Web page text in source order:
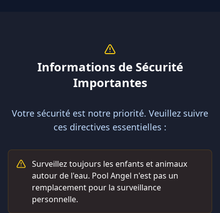
Informations de Sécurité
Importantes
Votre sécurité est notre priorité. Veuillez suivre
ces directives essentielles :
Surveillez toujours les enfants et animaux
autour de l'eau. Pool Angel n'est pas un
remplacement pour la surveillance
personnelle.